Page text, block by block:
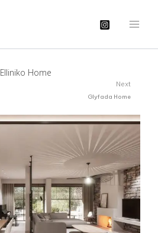
Elliniko Home
Next
Glyfada Home